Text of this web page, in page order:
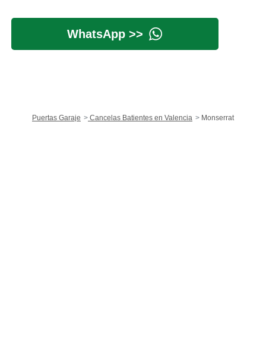
WhatsApp >>
Puertas Garaje Cancelas Batientes en Valencia Monserrat